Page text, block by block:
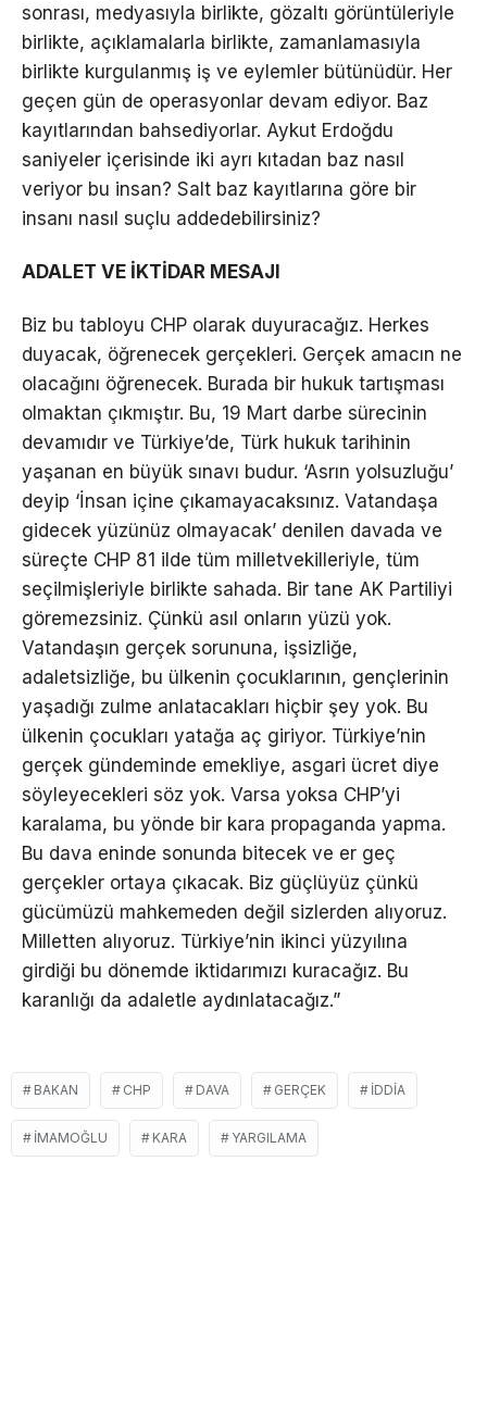
sonrası, medyasıyla birlikte, gözaltı görüntüleriyle
birlikte, açıklamalarla birlikte, zamanlamasıyla
birlikte kurgulanmış iş ve eylemler bütünüdür. Her
geçen gün de operasyonlar devam ediyor. Baz
kayıtlarından bahsediyorlar. Aykut Erdoğdu
saniyeler içerisinde iki ayrı kıtadan baz nasıl
veriyor bu insan? Salt baz kayıtlarına göre bir
insanı nasıl suçlu addedebilirsiniz?
ADALET VE İKTİDAR MESAJI
Biz bu tabloyu CHP olarak duyuracağız. Herkes
duyacak, öğrenecek gerçekleri. Gerçek amacın ne
olacağını öğrenecek. Burada bir hukuk tartışması
olmaktan çıkmıştır. Bu, 19 Mart darbe sürecinin
devamıdır ve Türkiye’de, Türk hukuk tarihinin
yaşanan en büyük sınavı budur. ‘Asrın yolsuzluğu’
deyip ‘İnsan içine çıkamayacaksınız. Vatandaşa
gidecek yüzünüz olmayacak’ denilen davada ve
süreçte CHP 81 ilde tüm milletvekilleriyle, tüm
seçilmişleriyle birlikte sahada. Bir tane AK Partiliyi
göremezsiniz. Çünkü asıl onların yüzü yok.
Vatandaşın gerçek sorununa, işsizliğe,
adaletsizliğe, bu ülkenin çocuklarının, gençlerinin
yaşadığı zulme anlatacakları hiçbir şey yok. Bu
ülkenin çocukları yatağa aç giriyor. Türkiye’nin
gerçek gündeminde emekliye, asgari ücret diye
söyleyecekleri söz yok. Varsa yoksa CHP’yi
karalama, bu yönde bir kara propaganda yapma.
Bu dava eninde sonunda bitecek ve er geç
gerçekler ortaya çıkacak. Biz güçlüyüz çünkü
gücümüzü mahkemeden değil sizlerden alıyoruz.
Milletten alıyoruz. Türkiye’nin ikinci yüzyılına
girdiği bu dönemde iktidarımızı kuracağız. Bu
karanlığı da adaletle aydınlatacağız.”
BAKAN CHP DAVA GERÇEK İDDIA
İMAMOĞLU KARA YARGILAMA